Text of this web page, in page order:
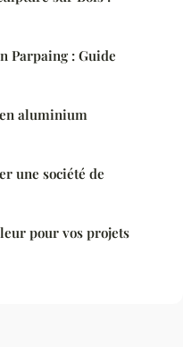
Parpaing : Guide
aluminium
une société de
pour vos projets